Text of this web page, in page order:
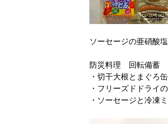
ソーセージの亜硝酸
防災料理 回転備蓄
・切干大根とまぐろ
・フリーズドドライ
・ソーセージと冷凍